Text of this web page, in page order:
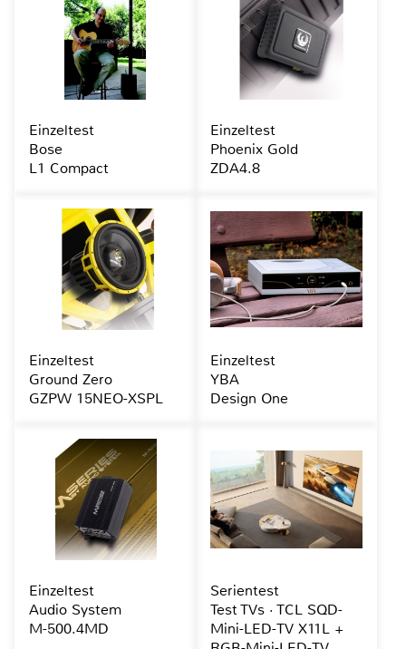
Einzeltest
Bose
L1 Compact
Einzeltest
Phoenix Gold
ZDA4.8
Einzeltest
Ground Zero
GZPW 15NEO-XSPL
Einzeltest
YBA
Design One
Einzeltest
Audio System
M-500.4MD
Serientest
Test TVs · TCL SQD-
Mini-LED-TV X11L +